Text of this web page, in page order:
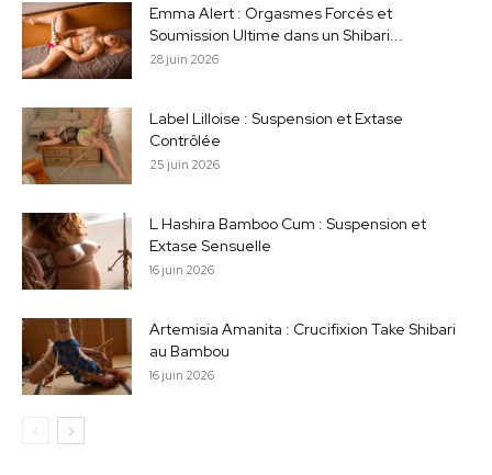
Emma Alert : Orgasmes Forcés et
Soumission Ultime dans un Shibari...
28 juin 2026
Label Lilloise : Suspension et Extase
Contrôlée
25 juin 2026
L Hashira Bamboo Cum : Suspension et
Extase Sensuelle
16 juin 2026
Artemisia Amanita : Crucifixion Take Shibari
au Bambou
16 juin 2026